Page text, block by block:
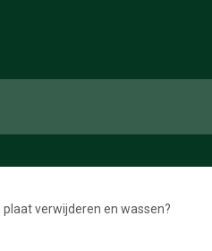
plaat verwijderen en wassen?